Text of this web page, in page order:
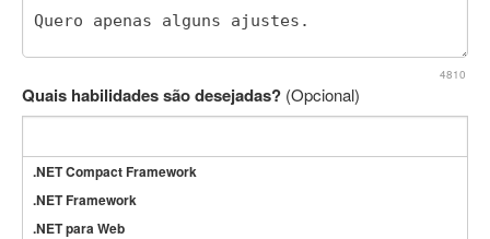
4810
Quais habilidades são desejadas? (Opcional)
.NET Compact Framework
.NET Framework
.NET para Web